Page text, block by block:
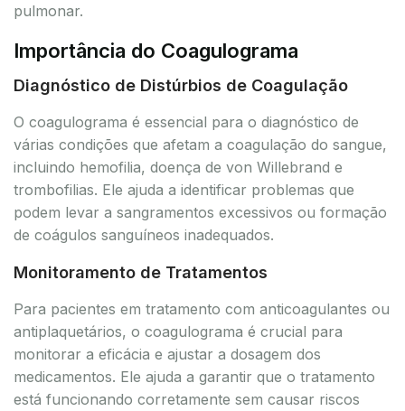
pulmonar.
Importância do Coagulograma
Diagnóstico de Distúrbios de Coagulação
O coagulograma é essencial para o diagnóstico de
várias condições que afetam a coagulação do sangue,
incluindo hemofilia, doença de von Willebrand e
trombofilias. Ele ajuda a identificar problemas que
podem levar a sangramentos excessivos ou formação
de coágulos sanguíneos inadequados.
Monitoramento de Tratamentos
Para pacientes em tratamento com anticoagulantes ou
antiplaquetários, o coagulograma é crucial para
monitorar a eficácia e ajustar a dosagem dos
medicamentos. Ele ajuda a garantir que o tratamento
está funcionando corretamente sem causar riscos